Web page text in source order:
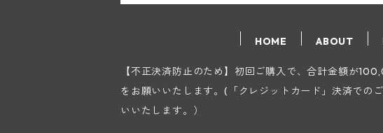
HOME ABOUT
【不正決済防止のため】初回ご購入で、合計金額が
をお願いいたします。(「クレジットカード」決済での
いいたします。）